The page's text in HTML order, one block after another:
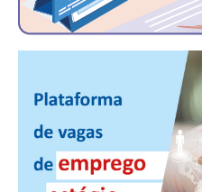
BENEFÍCIOS
SEESPPREV